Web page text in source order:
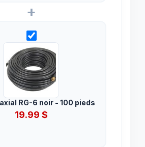
+
RG-6 noir - 100 pieds
19.99 $